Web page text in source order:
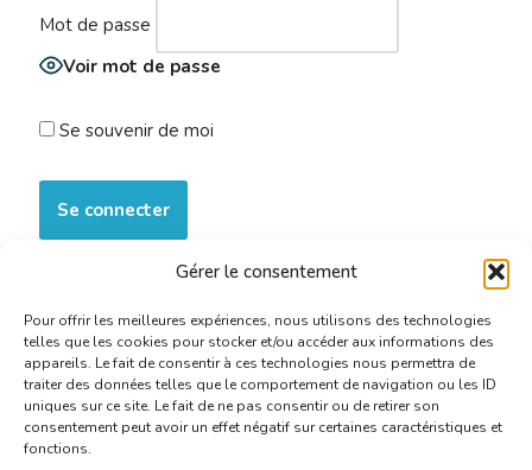
Gérer le consentement
Pour offrir les meilleures expériences, nous utilisons des technologies
telles que les cookies pour stocker et/ou accéder aux informations des
appareils. Le fait de consentir à ces technologies nous permettra de
traiter des données telles que le comportement de navigation ou les ID
uniques sur ce site. Le fait de ne pas consentir ou de retirer son
consentement peut avoir un effet négatif sur certaines caractéristiques et
fonctions.
Mot de passe
Voir mot de passe
Se souvenir de moi